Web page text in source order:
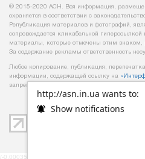
http://asn.in.ua wants to:
Show notifications
© 2015-2020 АСН. Вся информация,
охраняется в соответствии с
Републикация материалов и фотографий,
сопровождается кликабельной гиперссылкой
материалы, которые отмечены этим
За содержание рекламы ответственность
Любое копирование, публикация,
информации, содержащей ссылку на
запрещается.
/-0,00035810470581055-/ /-mob-/